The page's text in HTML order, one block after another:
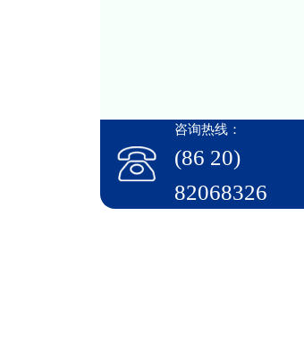
咨询热线：
(86 20)
82068326